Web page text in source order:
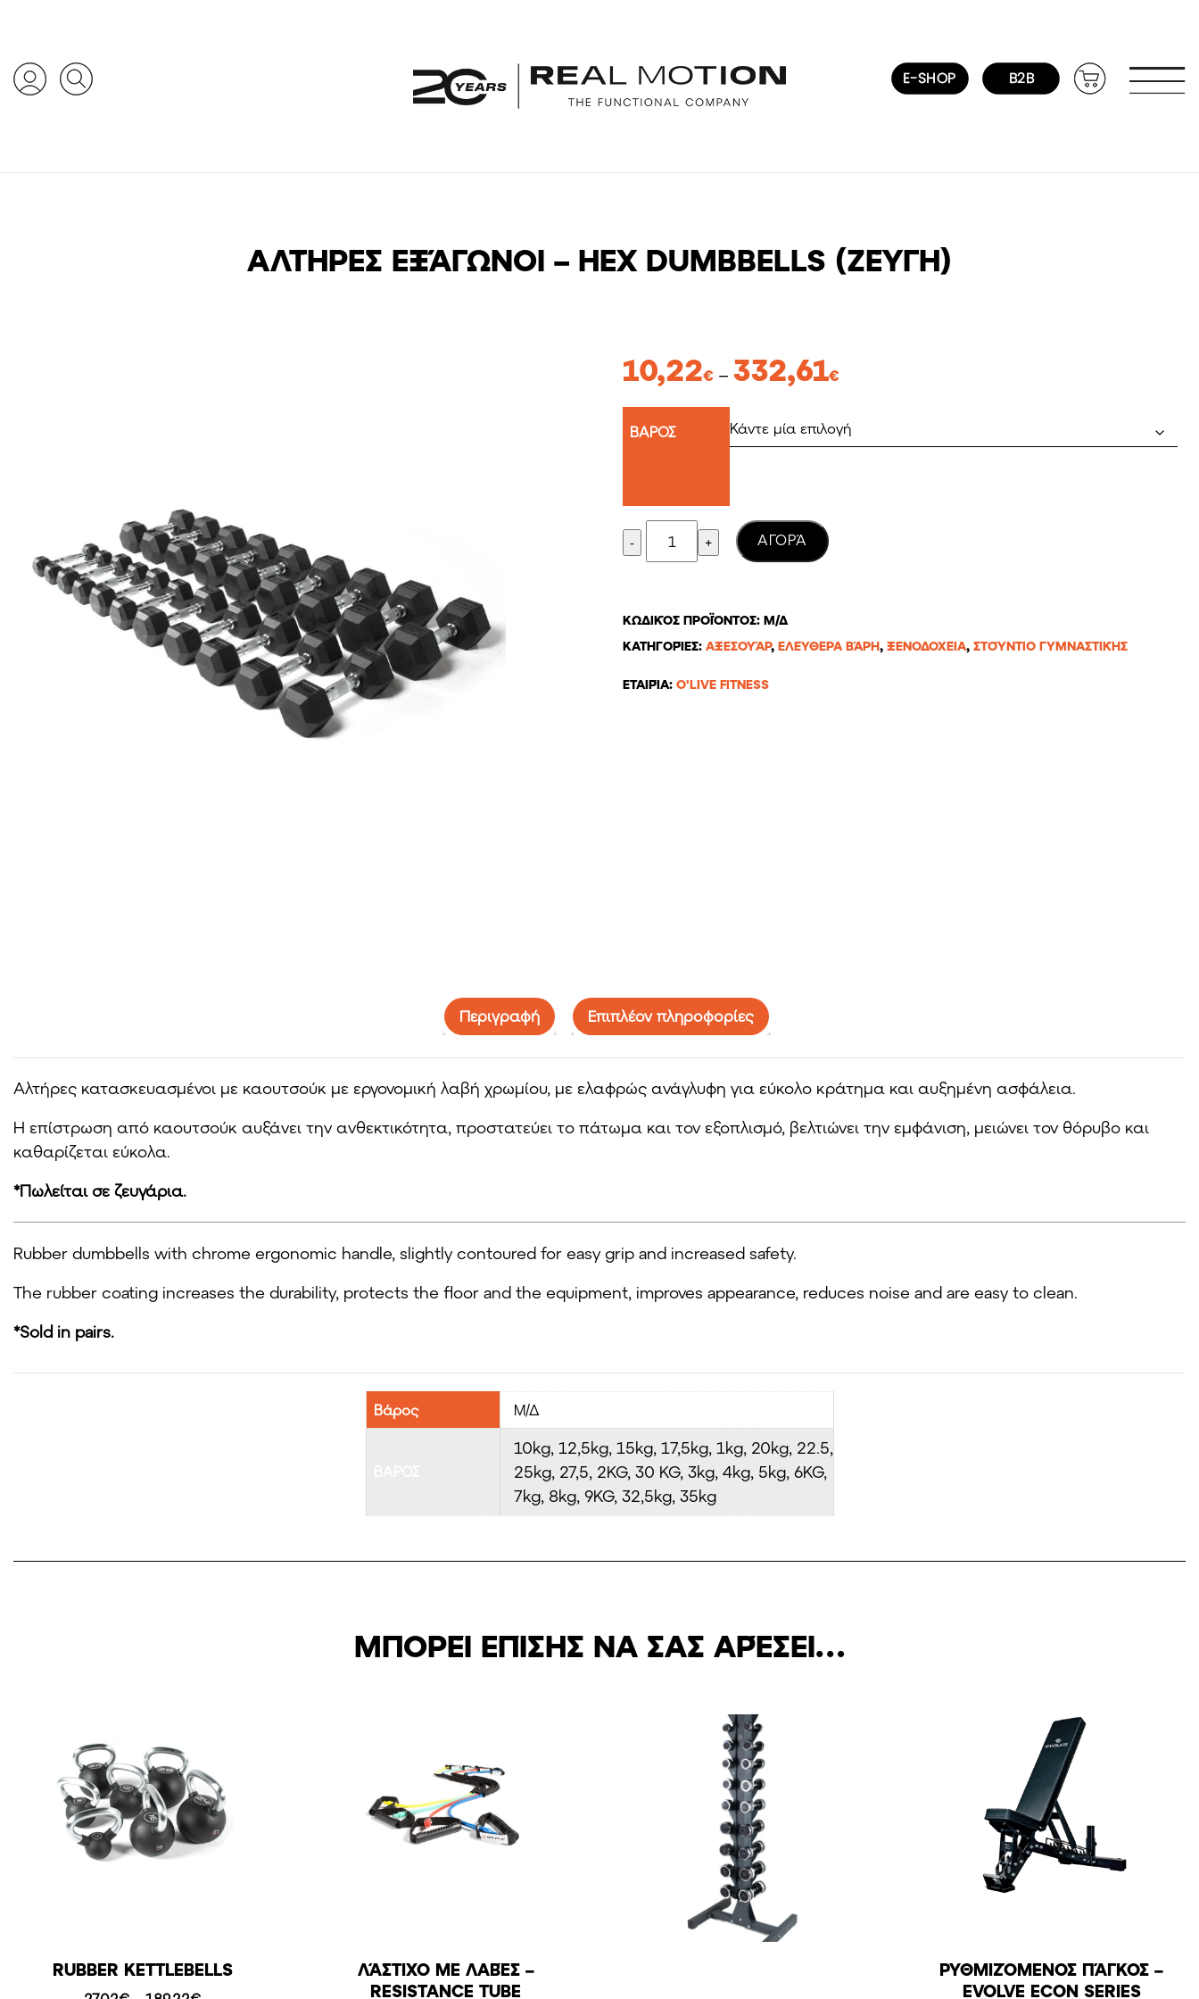
ΑΛΤΉΡΕΣ ΕΞΆΓΩΝΟΙ – HEX DUMBBELLS (ΖΕΎΓΗ)
10,22€ – 332,61€range:
through
ΒΑΡΟΣ
Quantity
AΓΟΡΆ
ΚΩΔΙΚΌΣ ΠΡΟΪΌΝΤΟΣ:Μ/Δ
ΚΑΤΗΓΟΡΊΕΣ:ΑΞΕΣΟΥΆΡ,ΕΛΕΎΘΕΡΑ ΒΆΡΗ,ΞΕΝΟΔΟΧΕΊΑ,ΣΤΟΎΝΤΙΟ ΓΥΜΝΑΣΤΙΚΉΣ
ΕΤΑΙΡΊΑ: O'LIVE FITNESS
Περιγραφή Επιπλέον πληροφορίες
Αλτήρες κατασκευασμένοι με καουτσούκ με εργονομική λαβή χρωμίου, με ελαφρώς ανάγλυφη για εύκολο κράτημα και αυξημένη ασφάλεια.
Η επίστρωση από καουτσούκ αυξάνει την ανθεκτικότητα, προστατεύει το πάτωμα και τον εξοπλισμό, βελτιώνει την εμφάνιση, μειώνει τον θόρυβο και
καθαρίζεται εύκολα.
*Πωλείται σε ζευγάρια.
Rubber dumbbells with chrome ergonomic handle, slightly contoured for easy grip and increased safety.
The rubber coating increases the durability, protects the floor and the equipment, improves appearance, reduces noise and are easy to clean.
*Sold in pairs.
Βάρος Μ/Δ
10kg, 12,5kg, 15kg, 17,5kg, 1kg, 20kg, 22.5,
25kg, 27,5, 2KG, 30 KG, 3kg, 4kg, 5kg, 6KG,
7kg, 8kg, 9KG, 32,5kg, 35kg
ΜΠΟΡΕΊ ΕΠΊΣΗΣ ΝΑ ΣΑΣ ΑΡΈΣΕΙ…
RUBBER KETTLEBELLS
ΛΆΣΤΙΧΟ ΜΕ ΛΑΒΈΣ –
RESISTANCE TUBE
ΡΥΘΜΙΖΌΜΕΝΟΣ ΠΆΓΚΟΣ –
EVOLVE ECON SERIES